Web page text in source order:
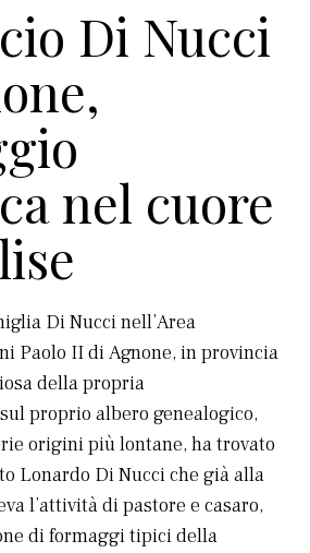
Di Nucci
nel cuore
Di Nucci nell’Area
Paolo II di Agnone, in provincia
della propria
proprio albero genealogico,
origini più lontane, ha trovato
Lonardo Di Nucci che già alla
l’attività di pastore e casaro,
di formaggi tipici della